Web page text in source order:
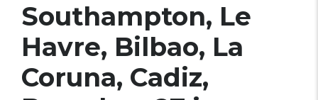
Southampton, Le
Havre, Bilbao, La
Coruna, Cadiz,